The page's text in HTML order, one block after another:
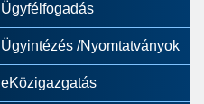
Ügyfélfogadás
Ügyintézés /Nyomtatványok
eKözigazgatás